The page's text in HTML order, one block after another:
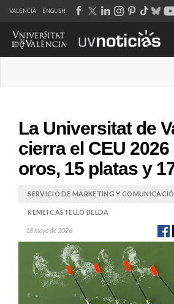
VALENCIÀ ENGLISH
La Universitat de
cierra el CEU
oros, 15 platas y
SERVICIO DE MARKETING Y
REMEI CASTELLO BELDA
18 mayo de 2026